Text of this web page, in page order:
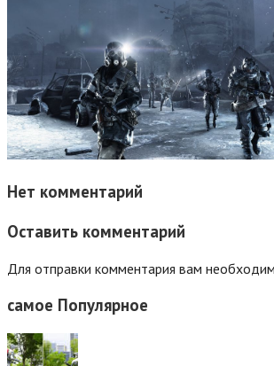
Нет комментарий
Оставить комментарий
Для отправки комментария вам
самое Популярное